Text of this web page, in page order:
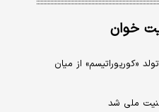
خوان
«کورپوراتیسم» از میان
ملی شد